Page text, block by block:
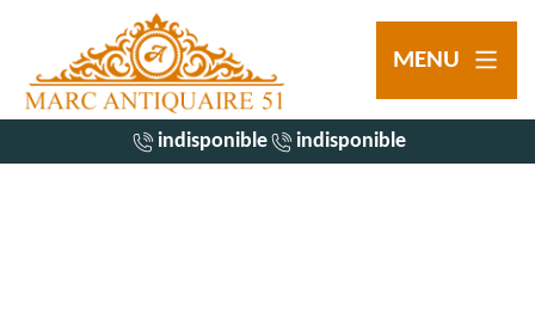
MENU
indisponible indisponible